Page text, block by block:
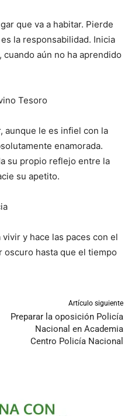
que va a habitar. Pierde
la responsabilidad. Inicia
aún no ha aprendido
Tesoro
aunque le es infiel con la
enamorada.
su propio reflejo entre la
su apetito.
y hace las paces con el
oscuro hasta que el tiempo
Artículo siguiente
Preparar la oposición Policía
Nacional en Academia
Centro Policía Nacional